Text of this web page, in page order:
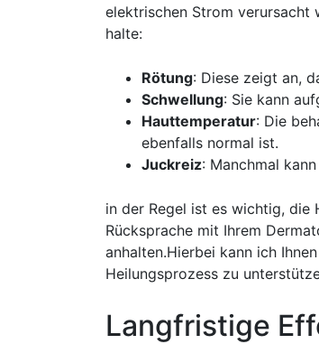
elektrischen Strom‌ verursacht
‌halte:
Rötung: Diese ⁣zeigt an,
Schwellung:​ Sie kann
Hauttemperatur: Die
ebenfalls normal ist.
Juckreiz:‌ Manchmal
in der Regel ist ​es wichtig, die
Rücksprache ‌mit Ihrem
anhalten.Hierbei kann ich
Heilungsprozess zu
Langfristige